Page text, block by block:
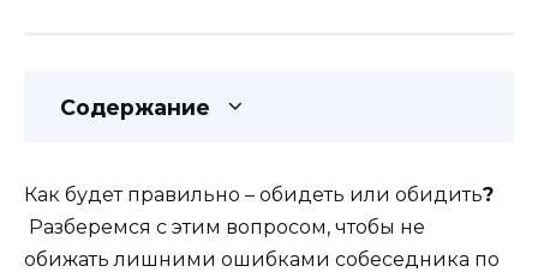
Содержание
Как будет правильно – обидеть или обидить?
Разберемся с этим вопросом, чтобы не
обижать лишними ошибками собеседника по